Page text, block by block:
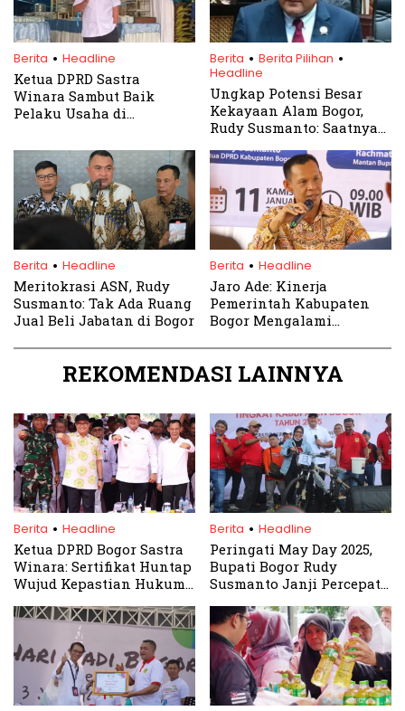
Berita . Headline
Ketua DPRD Sastra
Winara Sambut Baik
Pelaku Usaha di
Berita . Berita Pilihan .
Headline
Ungkap Potensi Besar
Kekayaan Alam Bogor,
Rudy Susmanto: Saatnya
dalam mengelola potensi
ini
Berita . Headline
Meritokrasi ASN, Rudy
Susmanto: Tak Ada Ruang
Jual Beli Jabatan di Bogor
Berita . Headline
Jaro Ade: Kinerja
Pemerintah Kabupaten
Bogor Mengalami
REKOMENDASI LAINNYA
Berita . Headline
Ketua DPRD Bogor Sastra
Winara: Sertifikat Huntap
Wujud Kepastian Hukum
Bencana
Berita . Headline
Peringati May Day 2025,
Bupati Bogor Rudy
Susmanto Janji Percepat
Perkuat Perlindungan
Buruh